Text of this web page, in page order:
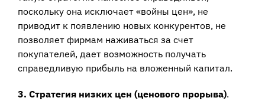
поскольку она исключает «войны цен», не
приводит к появлению новых конкурентов, не
позволяет фирмам наживаться за счет
покупателей, дает возможность получать
справедливую прибыль на вложенный капитал.
3. Стратегия низких цен (ценового прорыва).